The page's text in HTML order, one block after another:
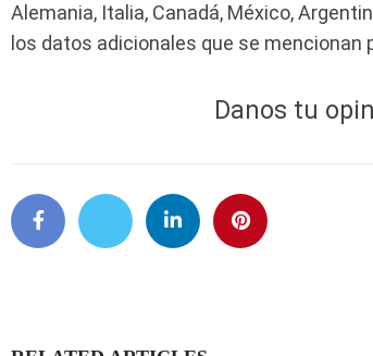
Alemania, Italia, Canadá, México,
los datos adicionales que se
Danos tu